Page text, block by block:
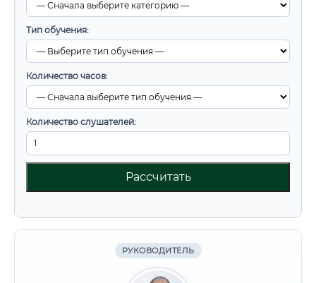
Тип обучения:
Количество часов:
Количество слушателей:
Рассчитать
РУКОВОДИТЕЛЬ